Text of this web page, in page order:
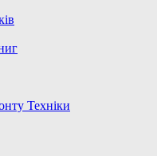
Техніки